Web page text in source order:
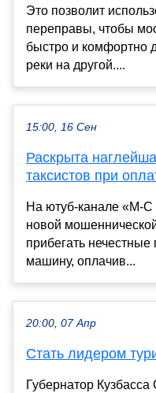
Это позволит
переправы, чтобы
быстро и комфортно
реки на другой....
15:00, 16 Сен
Раскрыта
таксистов при
На ютуб-канале «М-С
новой
прибегать
машину, оплачив...
20:00, 07 Апр
Стать лидером
Губернатор